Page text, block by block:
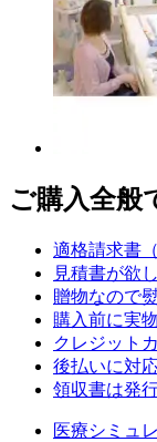
ご購入全般
適格請求書
見積書が欲
贈物なので
購入前に実
クレジット
後払いに対
領収書は発
医療シミュ